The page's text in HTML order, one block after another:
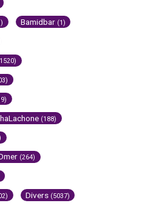
Bamidbar (1)
(188)
(264)
Divers (5037)